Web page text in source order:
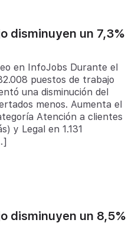
disminuyen un 7,3%
en InfoJobs Durante el
puestos de trabajo
una disminución del
menos. Aumenta el
Atención a clientes
y Legal en 1.131
disminuyen un 8,5%